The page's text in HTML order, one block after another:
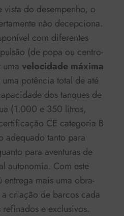
do desempenho, o
não decepciona.
com diferentes
(de popa ou centro-
velocidade máxima
potência total de até
dos tanques de
(1.000 e 350 litros,
CE categoria B
adequado tanto para
para aventuras de
autonomia. Com este
mais uma obra-
criação de barcos cada
e exclusivos.